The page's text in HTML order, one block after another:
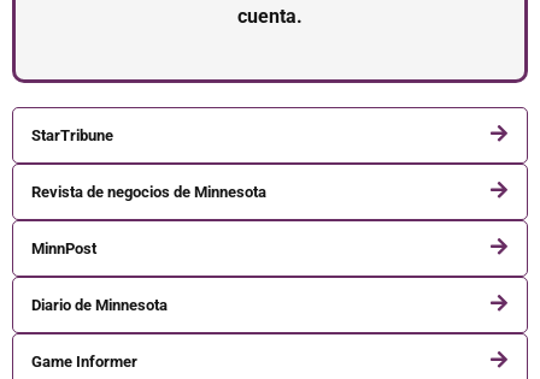
cuenta.
StarTribune
Revista de negocios de Minnesota
MinnPost
Diario de Minnesota
Game Informer